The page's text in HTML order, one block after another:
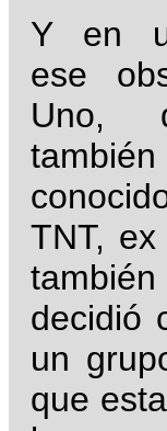
Y en
ese
Uno,
TNT,
también
decidió
un
que